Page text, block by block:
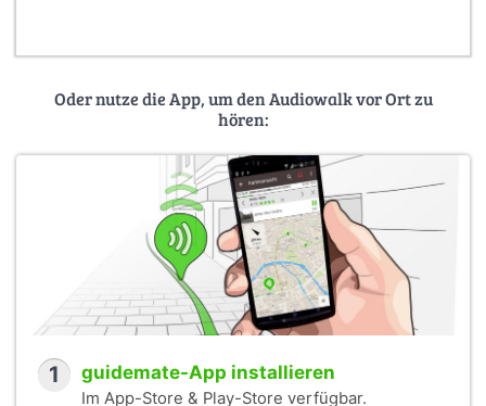
Oder nutze die App, um den Audiowalk vor Ort zu
hören:
1 guidemate-App installieren
Im App-Store & Play-Store verfügbar.